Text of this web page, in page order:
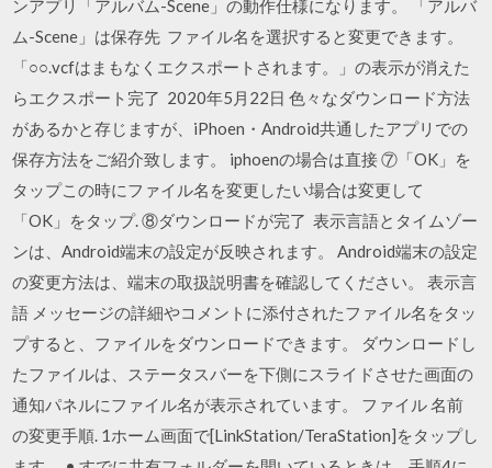
ンアプリ「アルバム-Scene」の動作仕様になります。 「アルバ
ム-Scene」は保存先 ファイル名を選択すると変更できます。
「○○.vcfはまもなくエクスポートされます。」の表示が消えた
らエクスポート完了 2020年5月22日 色々なダウンロード方法
があるかと存じますが、iPhoen・Android共通したアプリでの
保存方法をご紹介致します。 iphoenの場合は直接 ⑦「OK」を
タップこの時にファイル名を変更したい場合は変更して
「OK」をタップ. ⑧ダウンロードが完了 表示言語とタイムゾー
ンは、Android端末の設定が反映されます。 Android端末の設定
の変更方法は、端末の取扱説明書を確認してください。 表示言
語 メッセージの詳細やコメントに添付されたファイル名をタッ
プすると、ファイルをダウンロードできます。 ダウンロードし
たファイルは、ステータスバーを下側にスライドさせた画面の
通知パネルにファイル名が表示されています。 ファイル 名前
の変更手順. 1ホーム画面で[LinkStation/TeraStation]をタップし